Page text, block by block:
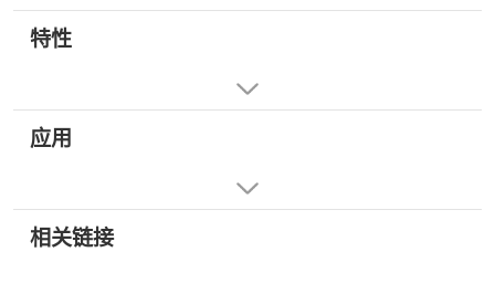
特性
应用
相关链接